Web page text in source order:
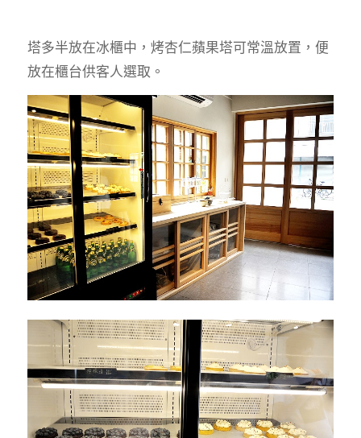
塔多半放在冰櫃中，烤杏仁蘋果塔可常溫放置，便
放在櫃台供客人選取。